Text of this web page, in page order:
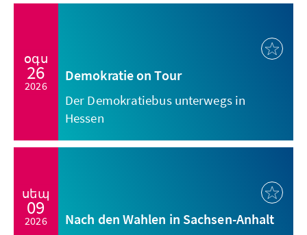
օգս
26
2026
Demokratie on Tour
Der Demokratiebus unterwegs in
Hessen
սեպ
09
2026 Nach den Wahlen in Sachsen-Anhalt